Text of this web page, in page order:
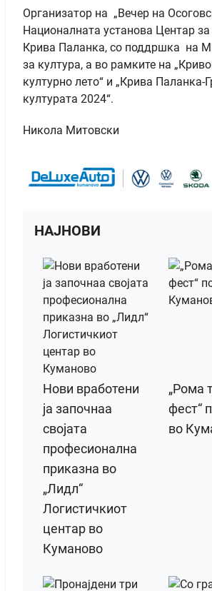
Организатор на „Вечер на
Националната установа Центар за
Крива Паланка, со поддршка на
за култура, а во рамките на
културно лето“ и „Крива Паланка-
културата 2024“.
Никола Митовски
НАЈНОВИ
Нови вработени
ја започнаа
својата
професионална
приказна во
„Лидл“
Логистичкиот
центар во
Куманово
„Рома
фест“
во